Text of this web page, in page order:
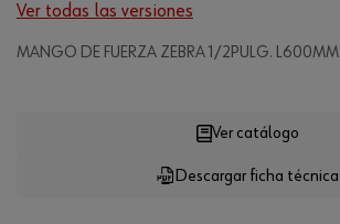
Ver todas las versiones
MANGO DE FUERZA ZEBRA 1/2PULG. L600MM
Descargar ficha técnica
Ver catálogo